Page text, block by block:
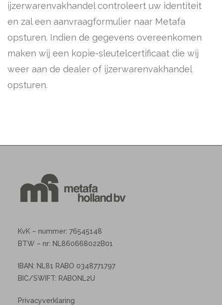
ijzerwarenvakhandel controleert uw identiteit
en zal een aanvraagformulier naar Metafa
opsturen. Indien de gegevens overeenkomen
maken wij een kopie-sleutelcertificaat die wij
weer aan de dealer of ijzerwarenvakhandel
opsturen.
KvK – nummer: 76545148
BTW – nr: NL860668022B01
IBAN: NL81 RABO 0348771797
BIC/SWIFT: RABONL2U
Privacyverklaring